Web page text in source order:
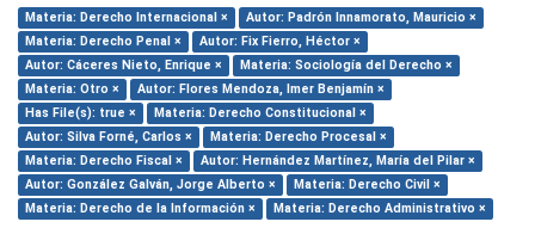
Materia: Derecho Internacional ×
Autor: Padrón Innamorato, Mauricio ×
Materia: Derecho Penal ×
Autor: Fix Fierro, Héctor ×
Autor: Cáceres Nieto, Enrique ×
Materia: Sociología del Derecho ×
Materia: Otro ×
Autor: Flores Mendoza, Imer Benjamín ×
Has File(s): true ×
Materia: Derecho Constitucional ×
Autor: Silva Forné, Carlos ×
Materia: Derecho Procesal ×
Materia: Derecho Fiscal ×
Autor: Hernández Martínez, María del Pilar ×
Autor: González Galván, Jorge Alberto ×
Materia: Derecho Civil ×
Materia: Derecho de la Información ×
Materia: Derecho Administrativo ×